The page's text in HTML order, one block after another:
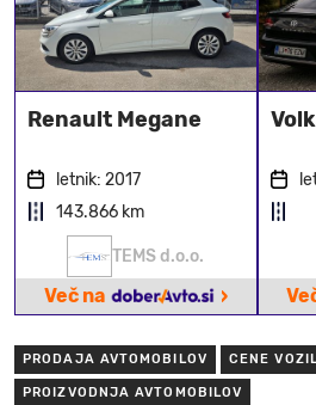
Renault Megane
letnik: 2017
143.866 km
TEMS d.o.o.
Več na ›
PRODAJA AVTOMOBILOV CENE
PROIZVODNJA AVTOMOBILOV